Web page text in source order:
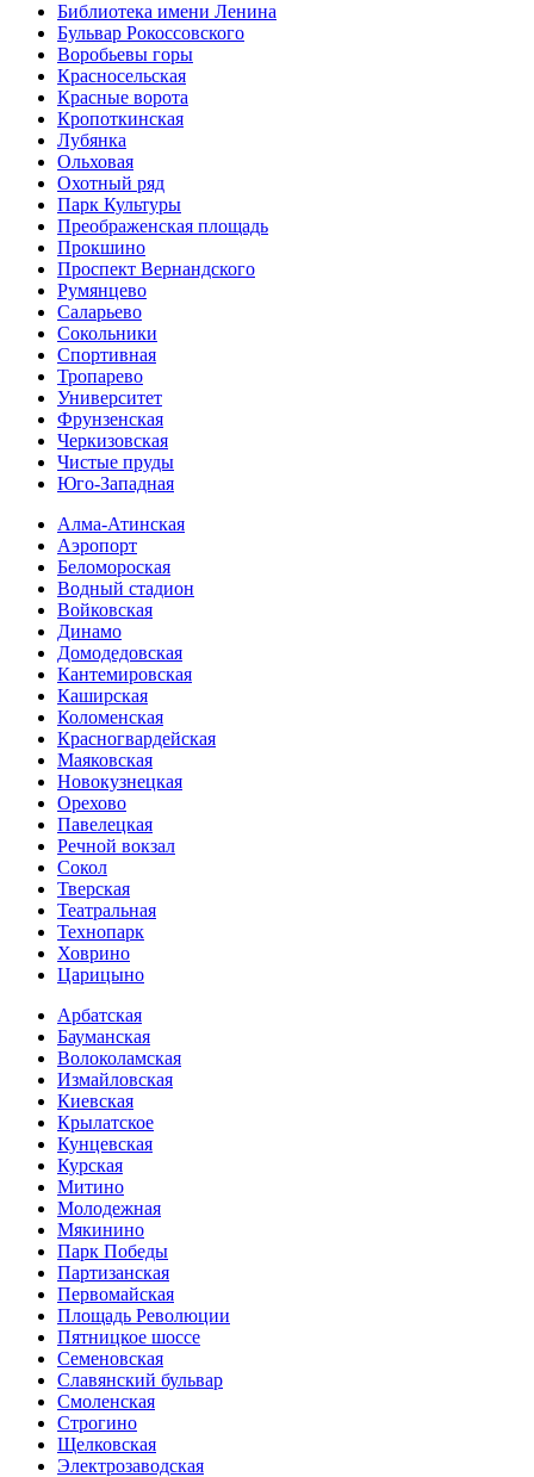
Библиотека имени Ленина
Бульвар Рокоссовского
Воробьевы горы
Красно­сельская
Красные ворота
Кропоткинс­кая
Лубянка
Ольховая
Охотный ряд
Парк Культуры
Преобра­женская площадь
Прокшино
Проспект Вернандского
Румянцево
Саларьево
Сокольники
Спортивная
Тропарево
Университет
Фрунзенская
Черкизовская
Чистые пруды
Юго-Западная
Алма-Атинская
Аэропорт
Беломороская
Водный стадион
Войковская
Динамо
Домоде­довская
Кантеми­ровская
Каширская
Коломенская
Красногвар­дейская
Маяковская
Новокузнецкая
Орехово
Павелецкая
Речной вокзал
Сокол
Тверская
Театральная
Технопарк
Ховрино
Царицыно
Арбатская
Бауманская
Волоколамская
Измайловская
Киевская
Крылатское
Кунцевская
Курская
Митино
Молодежная
Мякинино
Парк Победы
Партизанская
Первомайская
Площадь Революции
Пятницкое шоссе
Семеновская
Славянский бульвар
Смоленская
Строгино
Щелковская
Электро­заводская